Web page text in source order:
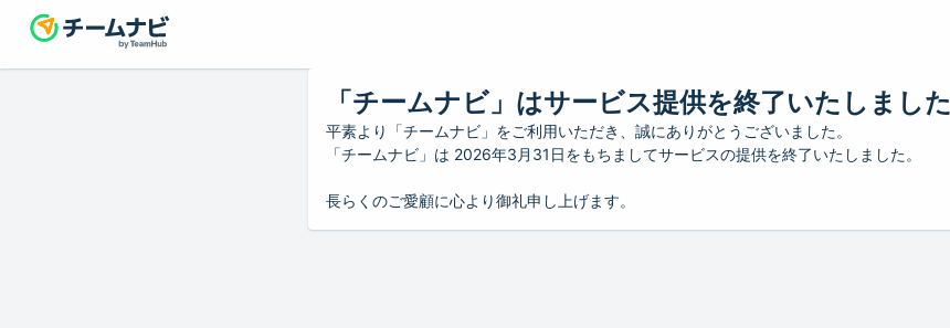
「チームナビ」はサービス提供を終了いたしました
平素より「チームナビ」をご利用いただき、誠にありがとうございました。
「チームナビ」は 2026年3月31日をもちましてサービスの提供を終了いたしました。
長らくのご愛顧に心より御礼申し上げます。